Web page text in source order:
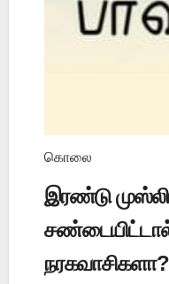
கொலை
இரண்டு
நரகவாசிகளா?